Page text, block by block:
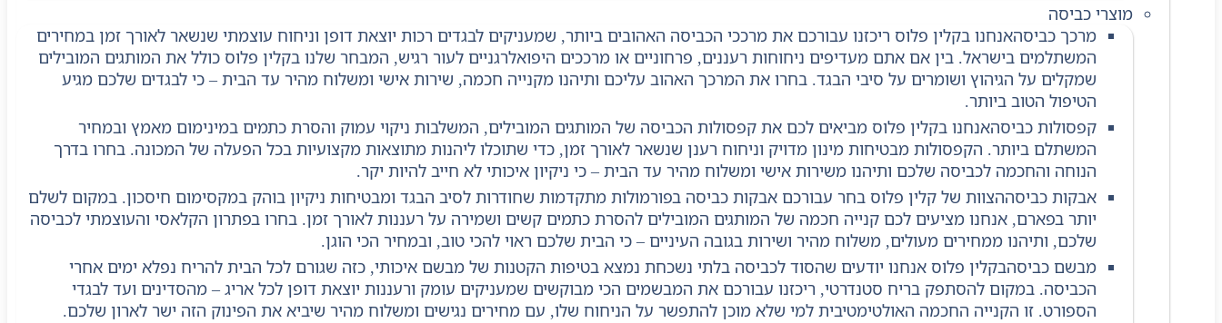
מוצרי כביסה
מרכך כביסהאנחנו בקלין פלוס ריכזנו עבורכם את מרככי הכביסה האהובים ביותר, שמעניקים לבגדים רכות יוצאת דופן וניחוח עוצמתי שנשאר לאורך זמן במחירים
המשתלמים בישראל. בין אם אתם מעדיפים ניחוחות רעננים, פרחוניים או מרככים היפואלרגניים לעור רגיש, המבחר שלנו בקלין פלוס כולל את המותגים המובילים
שמקלים על הגיהוץ ושומרים על סיבי הבגד. בחרו את המרכך האהוב עליכם ותיהנו מקנייה חכמה, שירות אישי ומשלוח מהיר עד הבית – כי לבגדים שלכם מגיע
הטיפול הטוב ביותר.
קפסולות כביסהאנחנו בקלין פלוס מביאים לכם את קפסולות הכביסה של המותגים המובילים, המשלבות ניקוי עמוק והסרת כתמים במינימום מאמץ ובמחיר
המשתלם ביותר. הקפסולות מבטיחות מינון מדויק וניחוח רענן שנשאר לאורך זמן, כדי שתוכלו ליהנות מתוצאות מקצועיות בכל הפעלה של המכונה. בחרו בדרך
הנוחה והחכמה לכביסה שלכם ותיהנו משירות אישי ומשלוח מהיר עד הבית – כי ניקיון איכותי לא חייב להיות יקר.
אבקות כביסההצוות של קלין פלוס בחר עבורכם אבקות כביסה בפורמולות מתקדמות שחודרות לסיב הבגד ומבטיחות ניקיון בוהק במקסימום חיסכון. במקום לשלם
יותר בפארם, אנחנו מציעים לכם קנייה חכמה של המותגים המובילים להסרת כתמים קשים ושמירה על רעננות לאורך זמן. בחרו בפתרון הקלאסי והעוצמתי לכביסה
שלכם, ותיהנו ממחירים מעולים, משלוח מהיר ושירות בגובה העיניים – כי הבית שלכם ראוי להכי טוב, ובמחיר הכי הוגן.
מבשם כביסהבקלין פלוס אנחנו יודעים שהסוד לכביסה בלתי נשכחת נמצא בטיפות הקטנות של מבשם איכותי, כזה שגורם לכל הבית להריח נפלא ימים אחרי
הכביסה. במקום להסתפק בריח סטנדרטי, ריכזנו עבורכם את המבשמים הכי מבוקשים שמעניקים עומק ורעננות יוצאת דופן לכל אריג – מהסדינים ועד לבגדי
הספורט. זו הקנייה החכמה האולטימטיבית למי שלא מוכן להתפשר על הניחוח שלו, עם מחירים נגישים ומשלוח מהיר שיביא את הפינוק הזה ישר לארון שלכם.